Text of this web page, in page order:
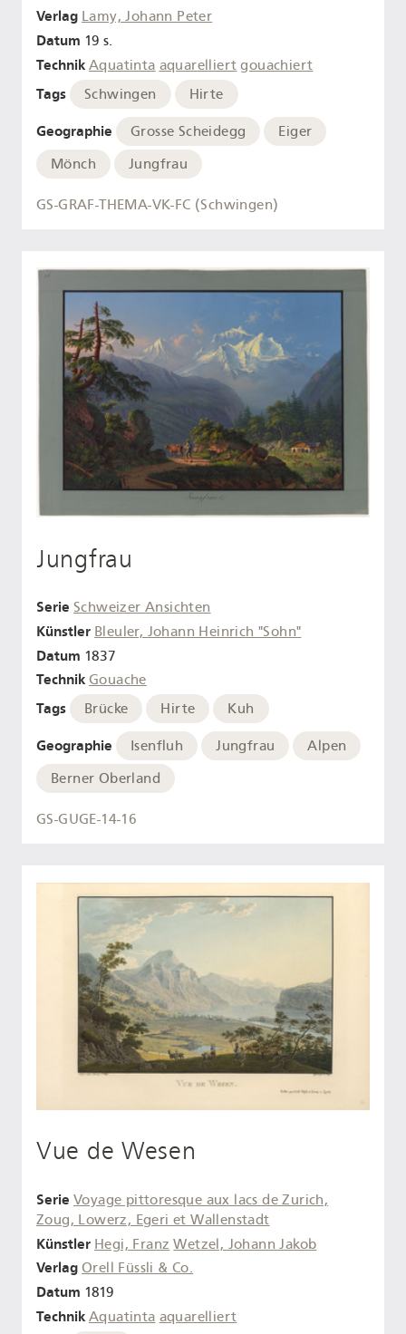
Verlag Lamy, Johann Peter
Datum 19 s.
Technik Aquatinta aquarelliert gouachiert
Tags Schwingen Hirte
Geographie Grosse Scheidegg
Eiger
Mönch
Jungfrau
GS-GRAF-THEMA-VK-FC (Schwingen)
Jungfrau
Serie Schweizer Ansichten
Künstler Bleuler, Johann Heinrich "Sohn"
Datum 1837
Technik Gouache
Tags Brücke Hirte Kuh
Geographie Isenfluh Jungfrau
Alpen
Berner Oberland
GS-GUGE-14-16
Vue de Wesen
Serie Voyage pittoresque aux lacs de Zurich,
Zoug, Lowerz, Egeri et Wallenstadt
Künstler Hegi, Franz Wetzel, Johann Jakob
Verlag Orell Füssli & Co.
Datum 1819
Technik Aquatinta aquarelliert